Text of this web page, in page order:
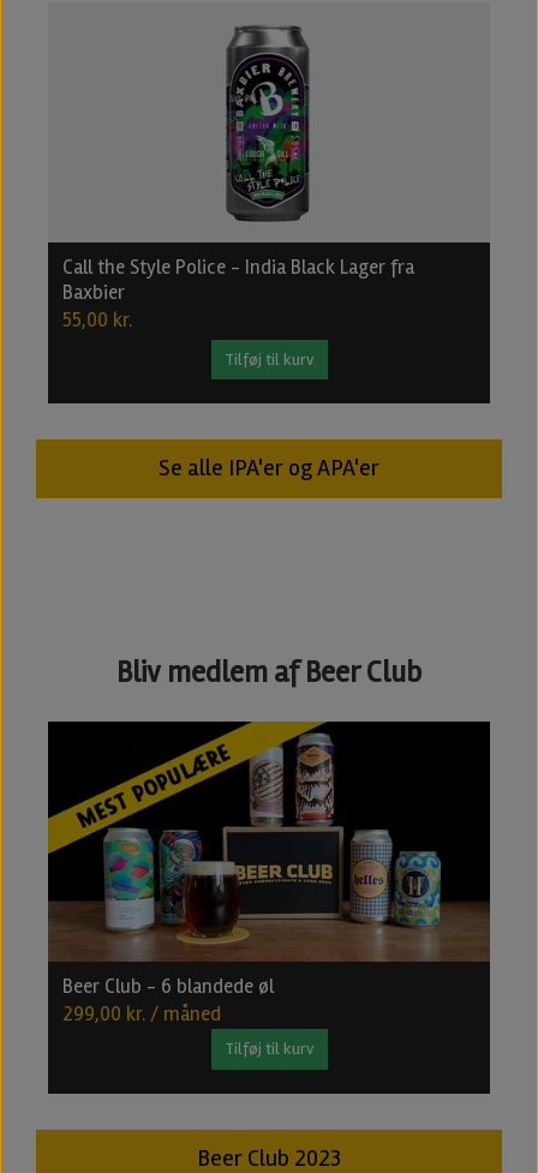
Call the Style Police - India Black Lager fra
Baxbier
55,00 kr.
Tilføj til kurv
Se alle IPA'er og APA'er
Bliv medlem af Beer Club
Beer Club - 6 blandede øl
299,00 kr. / måned
Tilføj til kurv
Beer Club 2023